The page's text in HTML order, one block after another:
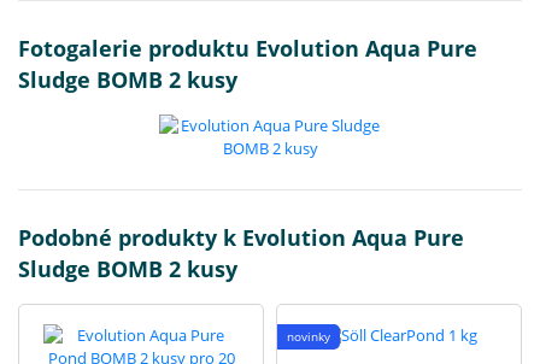
Fotogalerie produktu Evolution Aqua Pure
Sludge BOMB 2 kusy
Podobné produkty k Evolution Aqua Pure
Sludge BOMB 2 kusy
novinky